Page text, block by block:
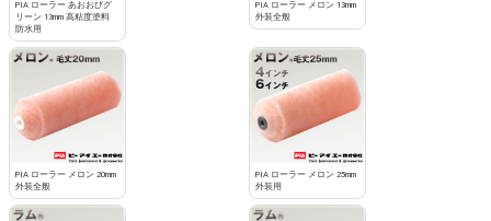
PIA ローラー あおおびグ
リーン 13mm 高粘度塗料
防水用
PIA ローラー メロン 13mm
外装全般
PIA ローラー メロン 20mm
外装全般
PIA ローラー メロン 25mm
外装用